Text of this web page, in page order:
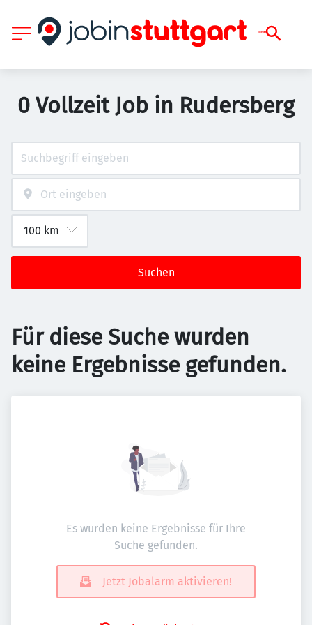
0 Vollzeit Job in Rudersberg
Suchen
Für diese Suche wurden
keine Ergebnisse gefunden.
Es wurden keine Ergebnisse für Ihre
Suche gefunden.
Jetzt Jobalarm aktivieren!